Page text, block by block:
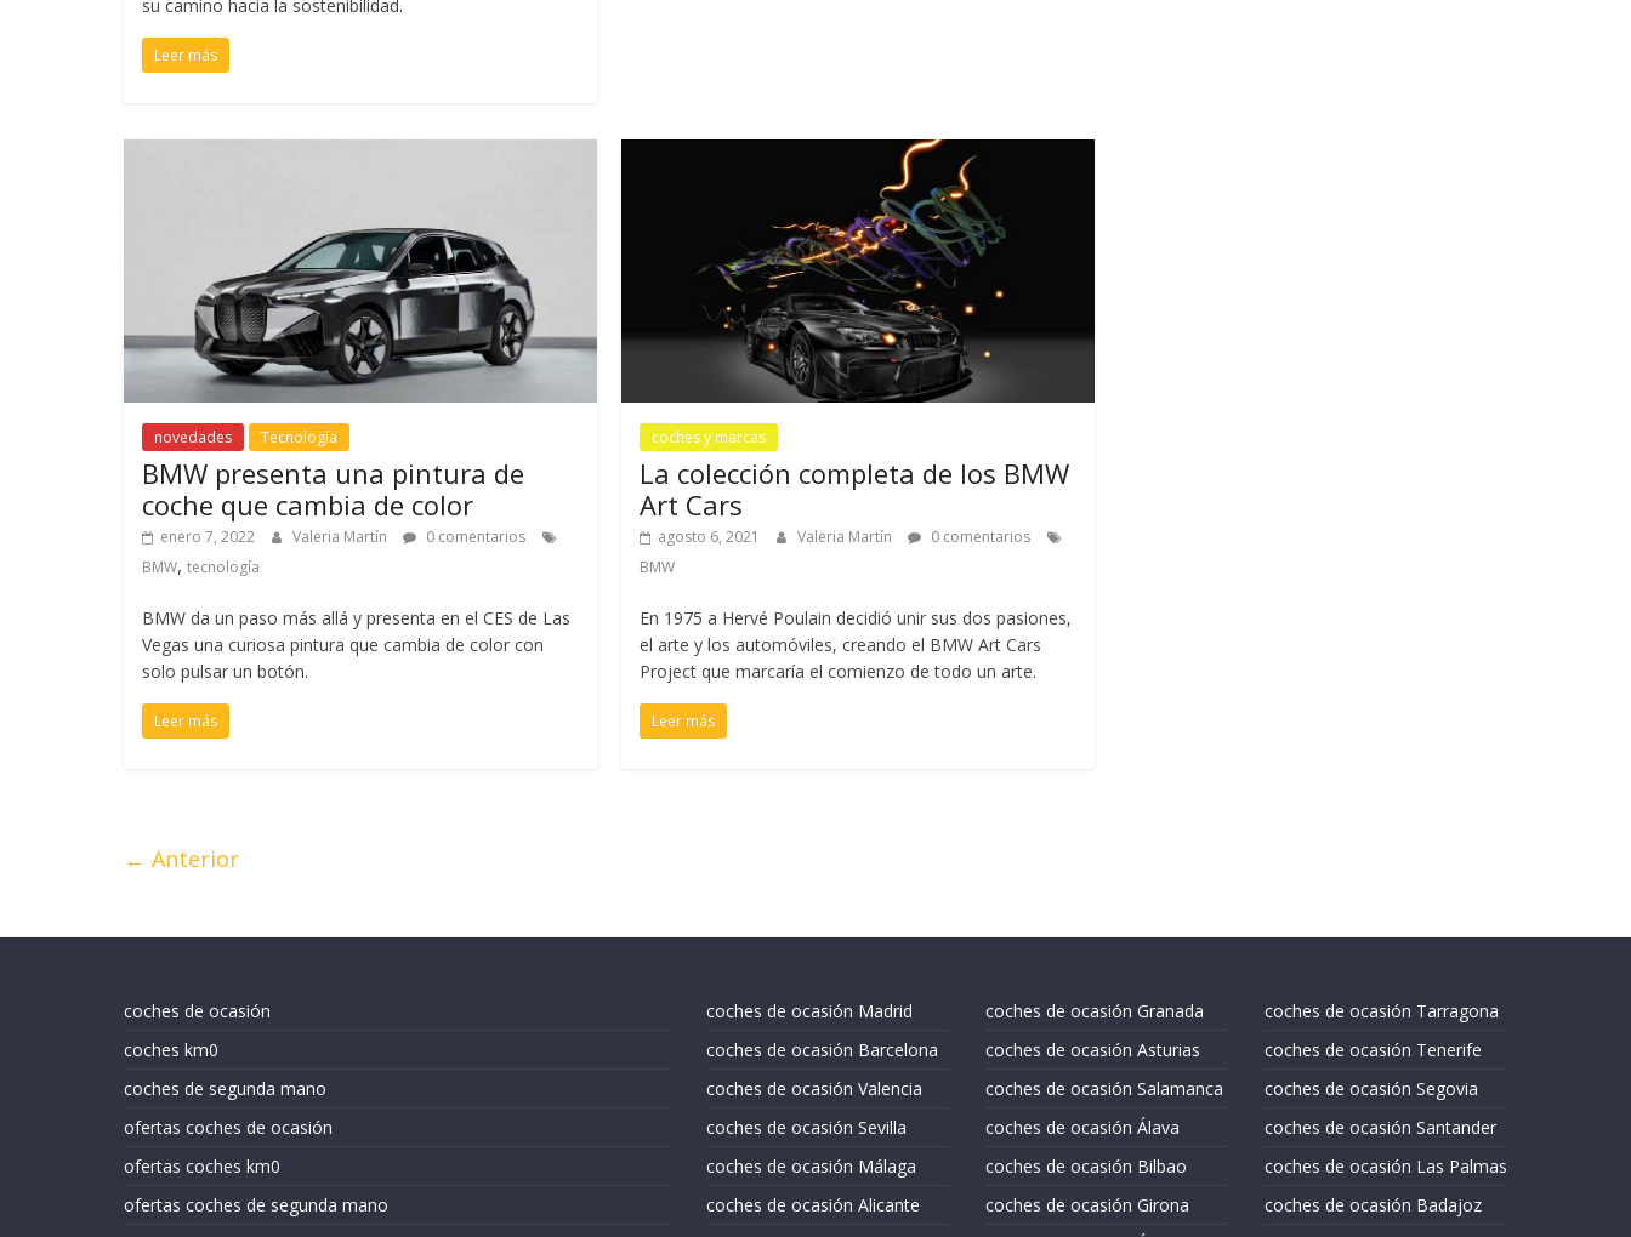
su camino hacia la sostenibilidad.
Leer más
novedades Tecnología
BMW presenta una pintura de
coche que cambia de color
enero 7, 2022 Valeria Martín
0 comentarios
BMW, tecnología
BMW da un paso más allá y presenta en el CES de Las
Vegas una curiosa pintura que cambia de color con
solo pulsar un botón.
Leer más
coches y marcas
La colección completa de los BMW
Art Cars
agosto 6, 2021 Valeria Martín
0 comentarios
BMW
En 1975 a Hervé Poulain decidió unir sus dos pasiones,
el arte y los automóviles, creando el BMW Art Cars
Project que marcaría el comienzo de todo un arte.
Leer más
← Anterior
coches de ocasión
coches km0
coches de segunda mano
ofertas coches de ocasión
ofertas coches km0
ofertas coches de segunda mano
coches de ocasión Madrid
coches de ocasión Barcelona
coches de ocasión Valencia
coches de ocasión Sevilla
coches de ocasión Málaga
coches de ocasión Alicante
coches de ocasión Granada
coches de ocasión Asturias
coches de ocasión Salamanca
coches de ocasión Álava
coches de ocasión Bilbao
coches de ocasión Girona
coches de ocasión Tarragona
coches de ocasión Tenerife
coches de ocasión Segovia
coches de ocasión Santander
coches de ocasión Las Palmas
coches de ocasión Badajoz